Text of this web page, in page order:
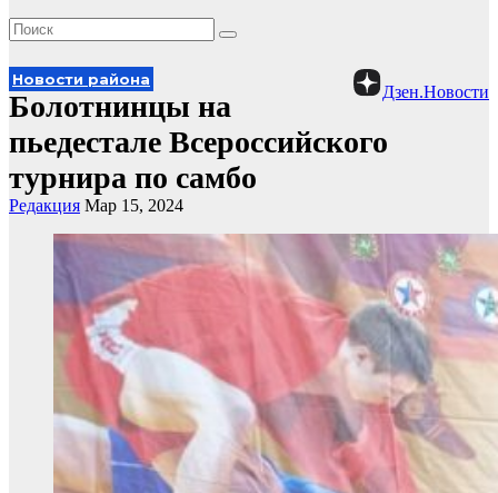
Дзен.Новости
Новости района
Болотнинцы на
пьедестале Всероссийского
турнира по самбо
Редакция Мар 15, 2024